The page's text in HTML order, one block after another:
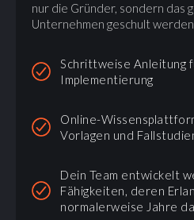
nur die Gründer, sondern das
Unternehmen geschult
Schrittweise Anleitung
Implementierung
Online-
Vorlagen und
Dein Team entwickelt
Fähigkeiten, deren
normalerweise Jahre